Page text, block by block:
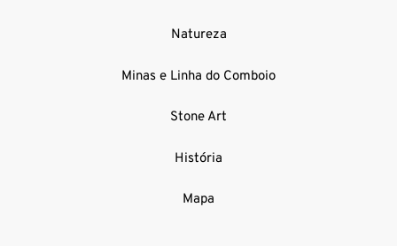
Natureza
Minas e Linha do Comboio
Stone Art
História
Mapa